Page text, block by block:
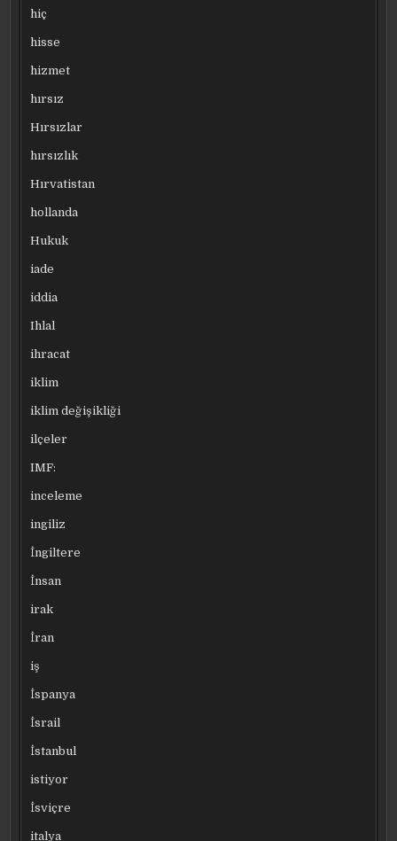
hiç
hisse
hizmet
hırsız
Hırsızlar
hırsızlık
Hırvatistan
hollanda
Hukuk
iade
iddia
Ihlal
ihracat
iklim
iklim değişikliği
ilçeler
IMF:
inceleme
ingiliz
İngiltere
İnsan
irak
İran
iş
İspanya
İsrail
İstanbul
istiyor
İsviçre
italya